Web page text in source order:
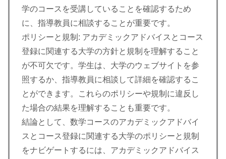
学のコースを受講していることを確認するため
に、指導教員に相談することが重要です。
ポリシーと規制: アカデミックアドバイスとコース
登録に関連する大学の方針と規制を理解すること
が不可欠です。学生は、大学のウェブサイトを参
照するか、指導教員に相談して詳細を確認するこ
とができます。これらのポリシーや規制に違反し
た場合の結果を理解することも重要です。
結論として、数学コースのアカデミックアドバイ
スとコース登録に関連する大学のポリシーと規制
をナビゲートするには、アカデミックアドバイス